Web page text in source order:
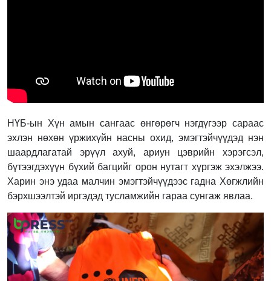
НҮБ-ын Хүн амын сангаас өнгөрөгч нэгдүгээр сараас
эхлэн нөхөн үржихүйн насны охид, эмэгтэйчүүдэд нэн
шаардлагатай эрүүл ахуй, ариун цэврийн хэрэгсэл,
бүтээгдэхүүн бүхий багцийг орон нутагт хүргэж эхэлжээ.
Харин энэ удаа малчин эмэгтэйчүүдээс гадна Хөгжлийн
бэрхшээлтэй иргэдэд тусламжийн гараа сунгаж явлаа.